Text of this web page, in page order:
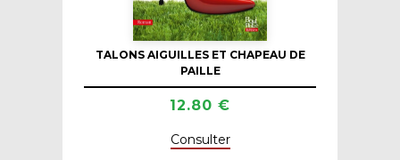
TALONS AIGUILLES ET CHAPEAU DE
PAILLE
12.80 €
Consulter